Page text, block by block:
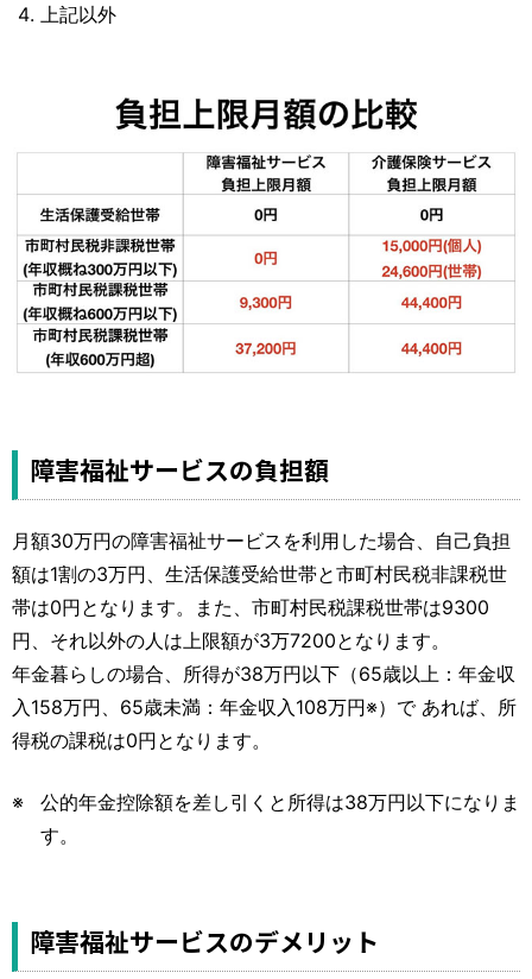
上記以外
障害福祉サービスの負担額
月額30万円の障害福祉サービスを利用した場合、自己負担
額は1割の3万円、生活保護受給世帯と市町村民税非課税世
帯は0円となります。また、市町村民税課税世帯は9300
円、それ以外の人は上限額が3万7200となります。
年金暮らしの場合、所得が38万円以下（65歳以上：年金収
入158万円、65歳未満：年金収入108万円※）で あれば、所
得税の課税は0円となります。
公的年金控除額を差し引くと所得は38万円以下になりま
す。
障害福祉サービスのデメリット